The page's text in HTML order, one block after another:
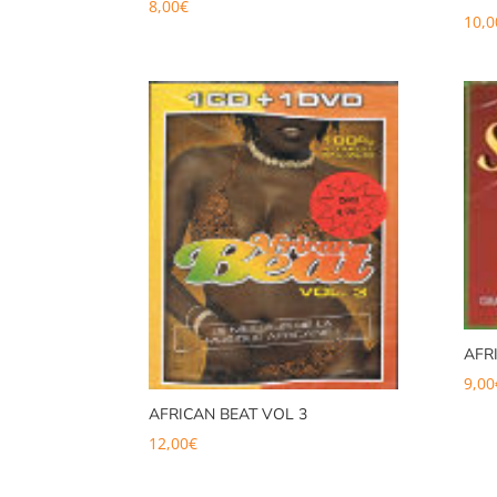
8,00€
AFRICAN BEAT VOL 3
12,00€
9,00